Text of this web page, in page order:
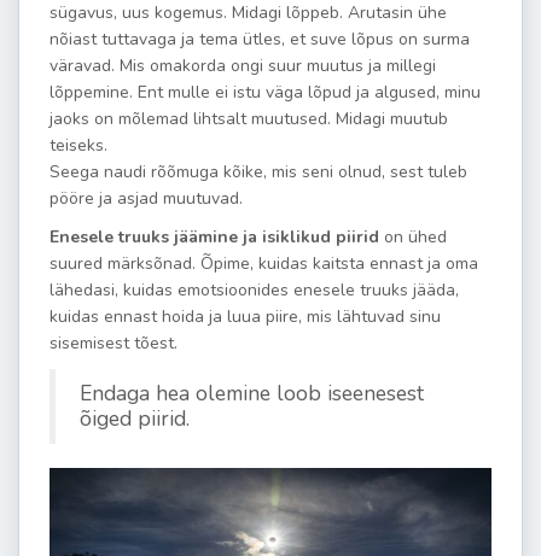
sügavus, uus kogemus. Midagi lõppeb. Arutasin ühe
nõiast tuttavaga ja tema ütles, et suve lõpus on surma
väravad. Mis omakorda ongi suur muutus ja millegi
lõppemine. Ent mulle ei istu väga lõpud ja algused, minu
jaoks on mõlemad lihtsalt muutused. Midagi muutub
teiseks.
Seega naudi rõõmuga kõike, mis seni olnud, sest tuleb
pööre ja asjad muutuvad.
Enesele truuks jäämine ja isiklikud piirid on ühed
suured märksõnad. Õpime, kuidas kaitsta ennast ja oma
lähedasi, kuidas emotsioonides enesele truuks jääda,
kuidas ennast hoida ja luua piire, mis lähtuvad sinu
sisemisest tõest.
Endaga hea olemine loob iseenesest
õiged piirid.